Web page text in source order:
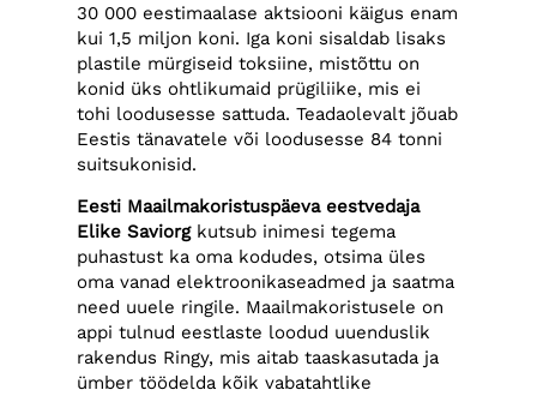
30 000 eestimaalase aktsiooni käigus enam
kui 1,5 miljon koni. Iga koni sisaldab lisaks
plastile mürgiseid toksiine, mistõttu on
konid üks ohtlikumaid prügiliike, mis ei
tohi loodusesse sattuda. Teadaolevalt jõuab
Eestis tänavatele või loodusesse 84 tonni
suitsukonisid.
Eesti Maailmakoristuspäeva eestvedaja
Elike Saviorgkutsub inimesi tegema
puhastust ka oma kodudes, otsima üles
oma vanad elektroonikaseadmed ja saatma
need uuele ringile. Maailmakoristusele on
appi tulnud eestlaste loodud uuenduslik
rakendus Ringy, mis aitab taaskasutada ja
ümber töödelda kõik vabatahtlike